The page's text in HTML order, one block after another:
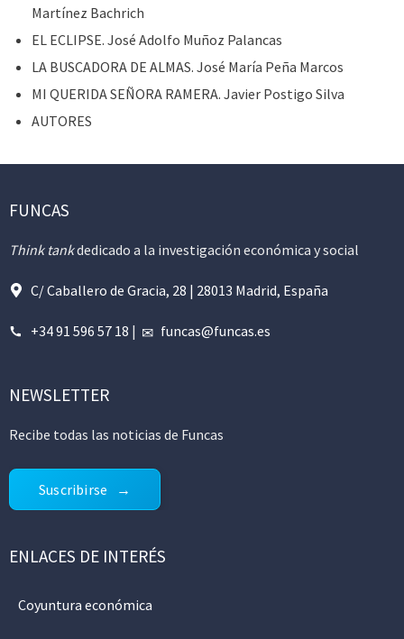
Martínez Bachrich
EL ECLIPSE. José Adolfo Muñoz Palancas
LA BUSCADORA DE ALMAS. José María Peña Marcos
MI QUERIDA SEÑORA RAMERA. Javier Postigo Silva
AUTORES
FUNCAS
Think tankdedicado a la investigación económica y social
C/ Caballero de Gracia, 28 | 28013 Madrid, España
+34 91 596 57 18 | funcas@funcas.es
NEWSLETTER
Recibe todas las noticias de Funcas
Suscribirse
ENLACES DE INTERÉS
Coyuntura económica